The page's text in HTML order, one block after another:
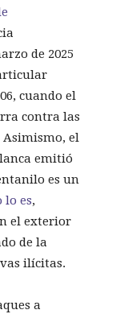
de 2025
cuando el
contra las
Asimismo, el
emitió
es un
lo es,
el exterior
de la
ilícitas.
a